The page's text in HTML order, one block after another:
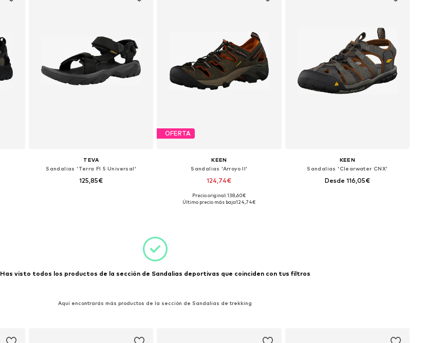
TEVA
Sandalias 'Terra FI 5 Universal'
125,85€
OFERTA
KEEN
Sandalias 'Arroyo II'
124,74€
Tallas disponibles: 44,5
Precio original: 138,60€
Último precio más bajo:124,74€
KEEN
Sandalias 'Clearwater CNX'
Desde 116,05€
Has visto todos los productos de la sección de Sandalias deportivas que coinciden con tus filtros
Aquí encontrarás más productos de la sección de Sandalias de trekking